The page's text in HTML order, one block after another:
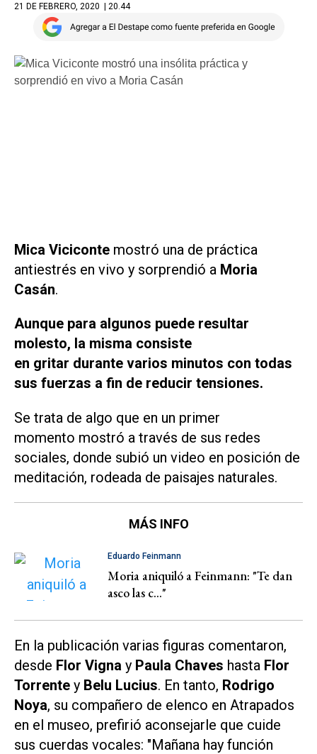
21 DE FEBRERO, 2020 | 20.44
Mica Viciconte mostró una de práctica
antiestrés en vivo y sorprendió a Moria
Casán.
Aunque para algunos puede resultar
molesto, la misma consiste
en gritar durante varios minutos con todas
sus fuerzas a fin de reducir tensiones.
Se trata de algo que en un primer
momento mostró a través de sus redes
sociales, donde subió un video en posición de
meditación, rodeada de paisajes naturales.
MÁS INFO
Eduardo Feinmann
Moria aniquiló a Feinmann: "Te dan
asco las c..."
En la publicación varias figuras comentaron,
desde Flor Vigna y Paula Chaves hasta Flor
Torrente y Belu Lucius. En tanto, Rodrigo
Noya, su compañero de elenco en Atrapados
en el museo, prefirió aconsejarle que cuide
sus cuerdas vocales: "Mañana hay función